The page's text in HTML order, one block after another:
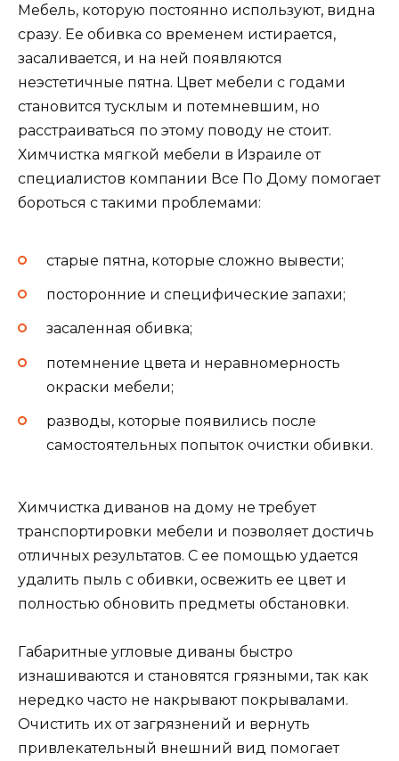
Мебель, которую постоянно используют, видна
сразу. Ее обивка со временем истирается,
засаливается, и на ней появляются
неэстетичные пятна. Цвет мебели с годами
становится тусклым и потемневшим, но
расстраиваться по этому поводу не стоит.
Химчистка мягкой мебели в Израиле от
специалистов компании Все По Дому помогает
бороться с такими проблемами:
старые пятна, которые сложно вывести;
посторонние и специфические запахи;
засаленная обивка;
потемнение цвета и неравномерность
окраски мебели;
разводы, которые появились после
самостоятельных попыток очистки обивки.
Химчистка диванов на дому не требует
транспортировки мебели и позволяет достичь
отличных результатов. С ее помощью удается
удалить пыль с обивки, освежить ее цвет и
полностью обновить предметы обстановки.
Габаритные угловые диваны быстро
изнашиваются и становятся грязными, так как
нередко часто не накрывают покрывалами.
Очистить их от загрязнений и вернуть
привлекательный внешний вид помогает